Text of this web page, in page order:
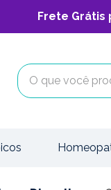
Frete Grátis
O que você